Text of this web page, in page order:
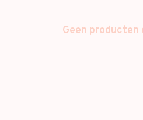
Geen producten